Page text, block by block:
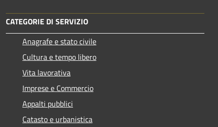
CATEGORIE DI SERVIZIO
Anagrafe e stato civile
Cultura e tempo libero
Vita lavorativa
Imprese e Commercio
Appalti pubblici
Catasto e urbanistica